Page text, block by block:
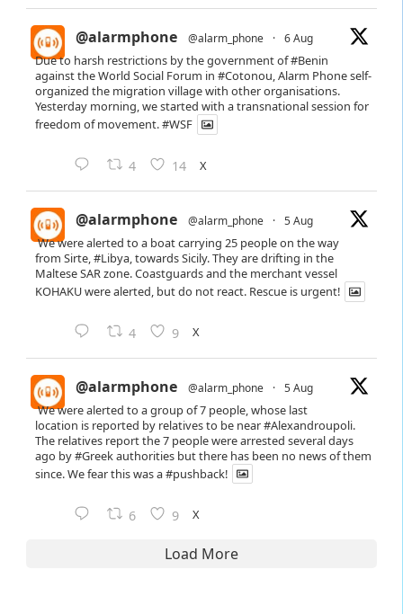
@alarmphone @alarm_phone · 6 Aug
Due to harsh restrictions by the government of#Benin
against the World Social Forum in #Cotonou, Alarm Phone self-
organized the migration village with other organisations.
Yesterday morning, we started with a transnational session for
freedom of movement.#WSF
4 14 X
@alarmphone @alarm_phone · 5 Aug
We were alerted to a boat carrying 25 people on the way
from Sirte,#Libya, towards Sicily. They are drifting in the
Maltese SAR zone. Coastguards and the merchant vessel
KOHAKU were alerted, but do not react. Rescue is urgent!
4 9 X
@alarmphone @alarm_phone · 5 Aug
We were alerted to a group of 7 people, whose last
location is reported by relatives to be near#Alexandroupoli.
The relatives report the 7 people were arrested several days
ago by#Greekauthorities but there has been no news of them
since. We fear this was a#pushback!
6 9 X
Load More